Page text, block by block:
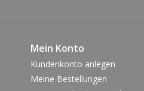
Mein Konto
Kundenkonto anlegen
Meine Bestellungen